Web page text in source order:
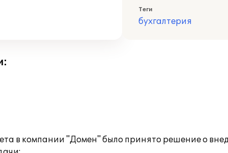
Теги
бухгалтерия
в компании "Домен" было принято решение о